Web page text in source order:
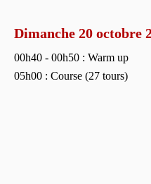
Dimanche 20 octobre
00h40 - 00h50 : Warm up
05h00 : Course (27 tours)